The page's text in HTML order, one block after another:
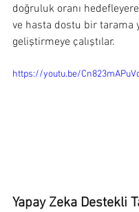
doğruluk oranı
ve hasta dostu bir tarama
geliştirmeye çalıştılar.
https://youtu.be/
Yapay Zeka Destekli